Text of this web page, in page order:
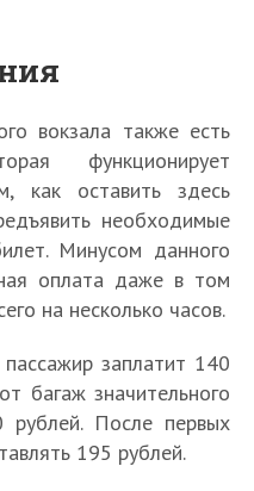
вокзала также есть
функционирует
как оставить здесь
необходимые
Минусом данного
оплата даже в том
на несколько часов.
заплатит 140
багаж значительного
После первых
195 рублей.